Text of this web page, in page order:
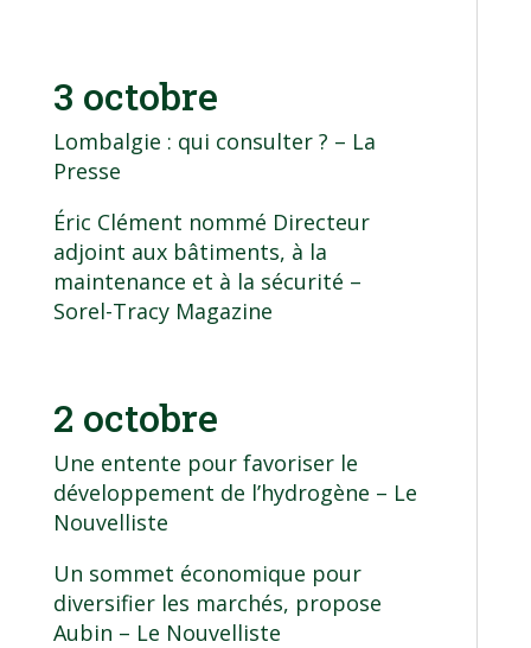
3 octobre
Lombalgie : qui consulter ? – La
Presse
Éric Clément nommé Directeur
adjoint aux bâtiments, à la
maintenance et à la sécurité –
Sorel-Tracy Magazine
2 octobre
Une entente pour favoriser le
développement de l’hydrogène – Le
Nouvelliste
Un sommet économique pour
diversifier les marchés, propose
Aubin – Le Nouvelliste